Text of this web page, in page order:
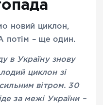
новий циклон,
потім – ще один.
в Україну знову
циклон зі
вітром. 30
за межі України –